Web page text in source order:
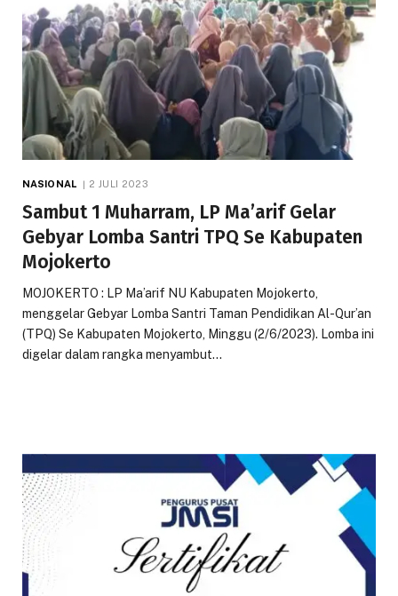
NASIONAL 2 JULI 2023
Sambut 1 Muharram, LP Ma’arif Gelar
Gebyar Lomba Santri TPQ Se Kabupaten
Mojokerto
MOJOKERTO : LP Ma’arif NU Kabupaten Mojokerto,
menggelar Gebyar Lomba Santri Taman Pendidikan Al-Qur’an
(TPQ) Se Kabupaten Mojokerto, Minggu (2/6/2023). Lomba ini
digelar dalam rangka menyambut…